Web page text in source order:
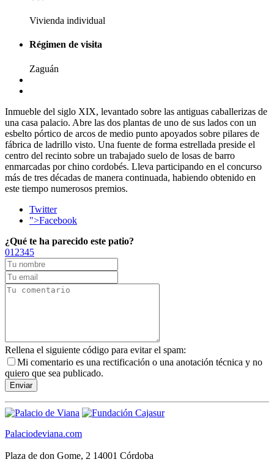
Vivienda individual
Régimen de visita
Zaguán
Inmueble del siglo XIX, levantado sobre las antiguas caballerizas de
una casa palacio. Abre las dos plantas de uno de sus lados con un
esbelto pórtico de arcos de medio punto apoyados sobre pilares de
fábrica de ladrillo visto. Una fuente de forma estrellada preside el
centro del recinto sobre un trabajado suelo de losas de barro
enmarcadas por chino cordobés. Lleva participando en el concurso
más de tres décadas de manera continuada, habiendo obtenido en
este tiempo numerosos premios.
Twitter
">Facebook
¿Qué te ha parecido este patio?
01 2345
Rellena el siguiente código para evitar el spam:
Mi comentario es una rectificación o una anotación técnica y no
quiero que sea publicado.
Palaciodeviana.com
Plaza de don Gome, 2 14001 Córdoba